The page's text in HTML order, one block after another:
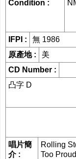
網購/發貨
聯糸我們
Condition :
IFPI :
無 1986
原產地 :
美
CD Number :
凸字 D
唱片簡
介 :
Rolling
Too